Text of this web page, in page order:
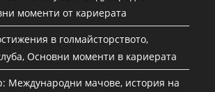
моменти от кариерата
в голмайсторството,
Основни моменти в кариерата
Международни мачове, история на